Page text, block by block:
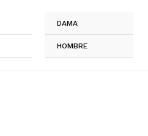
DAMA
HOMBRE